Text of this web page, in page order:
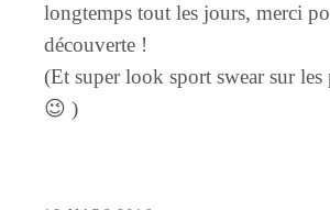
longtemps tout les jours, merci
découverte !
(Et super look sport swear sur les
😉 )